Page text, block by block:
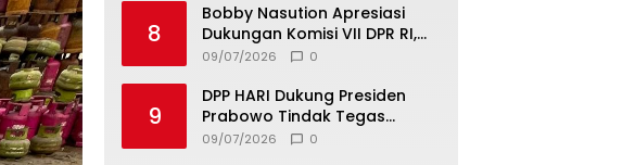
8
Bobby Nasution Apresiasi
Dukungan Komisi VII DPR RI,
Dorong PRSU Masuk Kalender
09/07/2026 0
9
DPP HARI Dukung Presiden
Prabowo Tindak Tegas
Pelaku Korupsi Tanpa Tebang
09/07/2026 0